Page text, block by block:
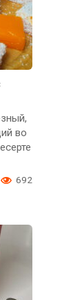
во
692